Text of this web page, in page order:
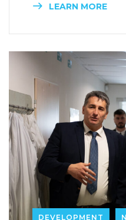
LEARN MORE
DEVELOPMENT